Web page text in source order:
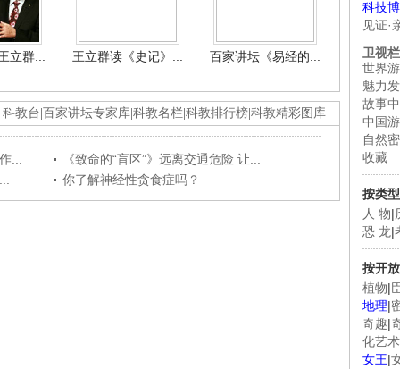
科技
见证·
卫视
世界游
魅力
故事
中国游
自然
收藏
按类型
人 物|
恐 龙|
按开
植物|
地理|
奇趣|
化艺术
女王|
立群... 王立群读《史记》... 百家讲坛《易经的...
科教台 百家讲坛专家库 科教名栏 科教排行榜 科教精彩图库
...
《致命的“盲区”》远离交通危险 让...
你了解神经性贪食症吗？